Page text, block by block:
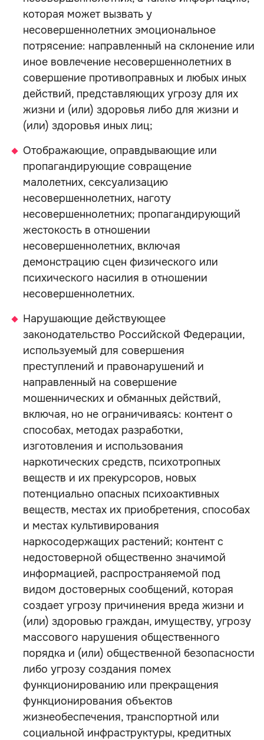
которая может вызвать у
несовершеннолетних эмоциональное
потрясение: направленный на склонение или
иное вовлечение несовершеннолетних в
совершение противоправных и любых иных
действий, представляющих угрозу для их
жизни и (или) здоровья либо для жизни и
(или) здоровья иных лиц;
Отображающие, оправдывающие или
пропагандирующие совращение
малолетних, сексуализацию
несовершеннолетних, наготу
несовершеннолетних; пропагандирующий
жестокость в отношении
несовершеннолетних, включая
демонстрацию сцен физического или
психического насилия в отношении
несовершеннолетних.
Нарушающие действующее
законодательство Российской Федерации,
используемый для совершения
преступлений и правонарушений и
направленный на совершение
мошеннических и обманных действий,
включая, но не ограничиваясь: контент о
способах, методах разработки,
изготовления и использования
наркотических средств, психотропных
веществ и их прекурсоров, новых
потенциально опасных психоактивных
веществ, местах их приобретения, способах
и местах культивирования
наркосодержащих растений; контент с
недостоверной общественно значимой
информацией, распространяемой под
видом достоверных сообщений, которая
создает угрозу причинения вреда жизни и
(или) здоровью граждан, имуществу, угрозу
массового нарушения общественного
порядка и (или) общественной безопасности
либо угрозу создания помех
функционированию или прекращения
функционирования объектов
жизнеобеспечения, транспортной или
социальной инфраструктуры, кредитных